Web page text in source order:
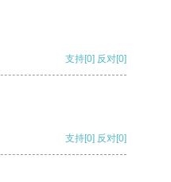
支持[0] 反对[0]
支持[0] 反对[0]